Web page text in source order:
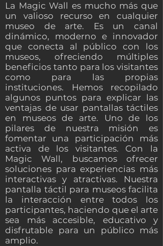
La Magic Wall es mucho más que
un valioso recurso en cualquier
museo de arte. Es un canal
dinámico, moderno e innovador
que conecta al público con los
museos, ofreciendo múltiples
beneficios tanto para los visitantes
como para las propias
instituciones. Hemos recopilado
algunos puntos para explicar las
ventajas de usar pantallas táctiles
en museos de arte. Uno de los
pilares de nuestra misión es
fomentar una participación más
activa de los visitantes. Con la
Magic Wall, buscamos ofrecer
soluciones para experiencias más
interactivas y atractivas. Nuestra
pantalla táctil para museos facilita
la interacción entre todos los
participantes, haciendo que el arte
sea más accesible, educativo y
disfrutable para un público más
amplio.